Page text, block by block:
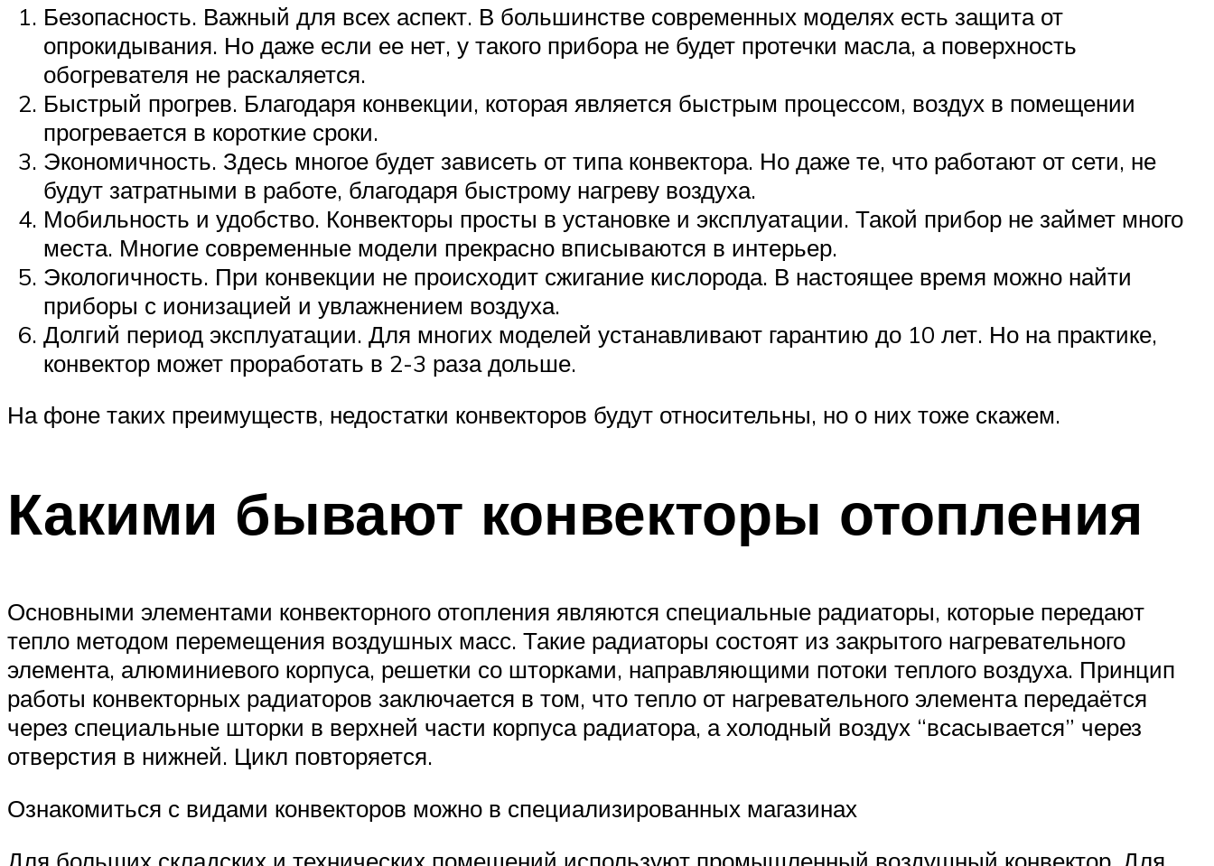
Безопасность. Важный для всех аспект. В большинстве современных моделях есть защита от
опрокидывания. Но даже если ее нет, у такого прибора не будет протечки масла, а поверхность
обогревателя не раскаляется.
Быстрый прогрев. Благодаря конвекции, которая является быстрым процессом, воздух в помещении
прогревается в короткие сроки.
Экономичность. Здесь многое будет зависеть от типа конвектора. Но даже те, что работают от сети, не
будут затратными в работе, благодаря быстрому нагреву воздуха.
Мобильность и удобство. Конвекторы просты в установке и эксплуатации. Такой прибор не займет много
места. Многие современные модели прекрасно вписываются в интерьер.
Экологичность. При конвекции не происходит сжигание кислорода. В настоящее время можно найти
приборы с ионизацией и увлажнением воздуха.
Долгий период эксплуатации. Для многих моделей устанавливают гарантию до 10 лет. Но на практике,
конвектор может проработать в 2-3 раза дольше.
На фоне таких преимуществ, недостатки конвекторов будут относительны, но о них тоже скажем.
Какими бывают конвекторы отопления
Основными элементами конвекторного отопления являются специальные радиаторы, которые передают
тепло методом перемещения воздушных масс. Такие радиаторы состоят из закрытого нагревательного
элемента, алюминиевого корпуса, решетки со шторками, направляющими потоки теплого воздуха. Принцип
работы конвекторных радиаторов заключается в том, что тепло от нагревательного элемента передаётся
через специальные шторки в верхней части корпуса радиатора, а холодный воздух “всасывается” через
отверстия в нижней. Цикл повторяется.
Ознакомиться с видами конвекторов можно в специализированных магазинах
Для больших складских и технических помещений используют промышленный воздушный конвектор. Для